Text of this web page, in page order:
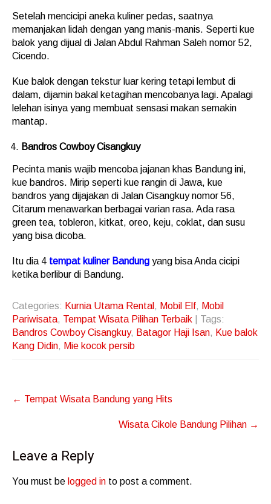
Setelah mencicipi aneka kuliner pedas, saatnya
memanjakan lidah dengan yang manis-manis. Seperti kue
balok yang dijual di Jalan Abdul Rahman Saleh nomor 52,
Cicendo.
Kue balok dengan tekstur luar kering tetapi lembut di
dalam, dijamin bakal ketagihan mencobanya lagi. Apalagi
lelehan isinya yang membuat sensasi makan semakin
mantap.
Bandros Cowboy Cisangkuy
Pecinta manis wajib mencoba jajanan khas Bandung ini,
kue bandros. Mirip seperti kue rangin di Jawa, kue
bandros yang dijajakan di Jalan Cisangkuy nomor 56,
Citarum menawarkan berbagai varian rasa. Ada rasa
green tea, tobleron, kitkat, oreo, keju, coklat, dan susu
yang bisa dicoba.
Itu dia 4 tempat kuliner Bandung yang bisa Anda cicipi
ketika berlibur di Bandung.
Categories: Kurnia Utama Rental , Mobil Elf, Mobil
Pariwisata, Tempat Wisata Pilihan Terbaik
| Tags:
Bandros Cowboy Cisangkuy, Batagor Haji Isan, Kue balok
Kang Didin, Mie kocok persib
Post
← Tempat Wisata Bandung yang Hits
Wisata Cikole Bandung Pilihan →
Leave a Reply
You must be logged in to post a comment.